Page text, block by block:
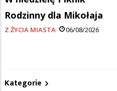
Rodzinny dla Mikołaja
Z ŻYCIA MIASTA 06/08/2026
Kategorie